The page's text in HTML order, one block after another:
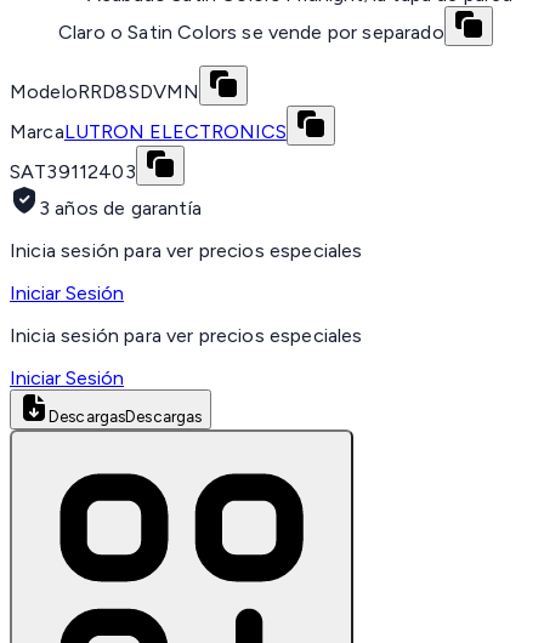
Claro o Satin Colors se vende por separado
ModeloRRD8SDVMN
MarcaLUTRON ELECTRONICS
SAT39112403
3 años de garantía
Inicia sesión para ver precios especiales
Iniciar Sesión
Inicia sesión para ver precios especiales
Iniciar Sesión
DescargasDescargas